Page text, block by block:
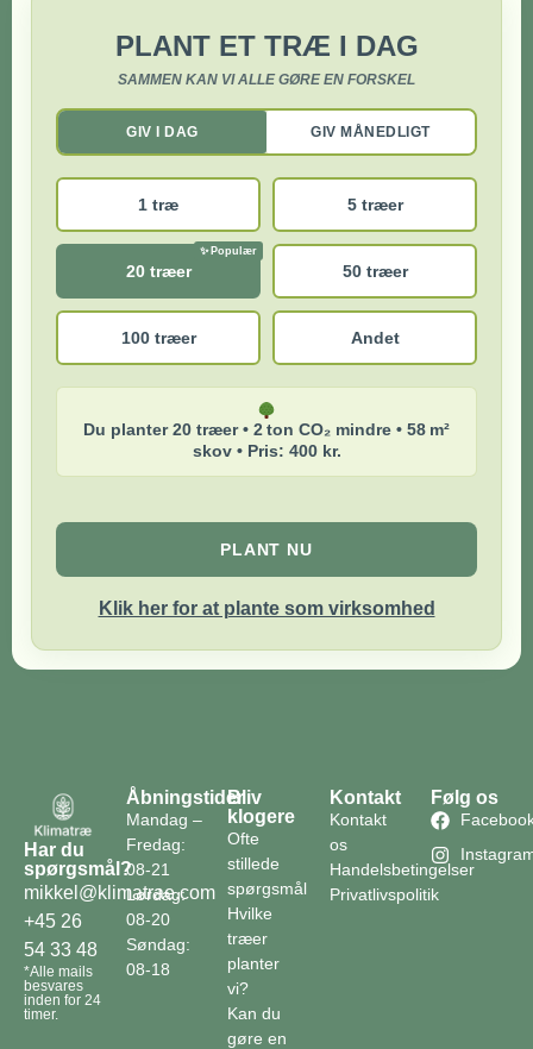
PLANT ET TRÆ I DAG
SAMMEN KAN VI ALLE GØRE EN FORSKEL
GIV I DAG GIV MÅNEDLIGT
1 træ 5 træer
20 træer 50 træer
100 træer Andet
Du planter 20 træer • 2 ton CO₂ mindre • 58 m²
skov • Pris: 400 kr.
PLANT NU
Klik her for at plante som virksomhed
Har du
spørgsmål?
mikkel@klimatrae.com
+45 26
54 33 48
*Alle mails
besvares
inden for 24
timer.
Åbningstider
Mandag –
Fredag:
08-21
Lørdag:
08-20
Søndag:
08-18
Bliv
klogere
Ofte
stillede
spørgsmål
Hvilke
træer
planter
vi?
Kan du
gøre en
Kontakt
Kontakt
os
Handelsbetingelser
Privatlivspolitik
Følg os